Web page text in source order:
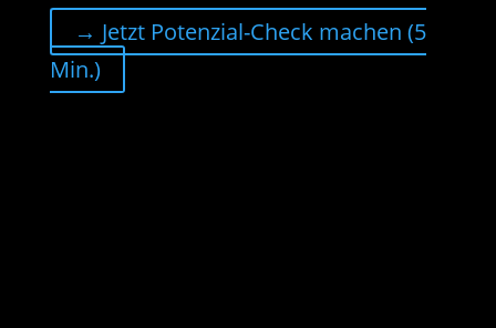
→ Jetzt Potenzial-Check machen (5
Min.)